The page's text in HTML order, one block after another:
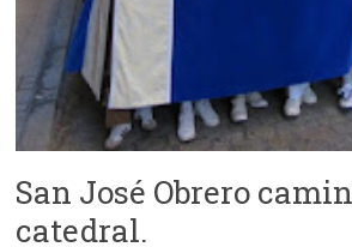
San José Obrero
catedral.